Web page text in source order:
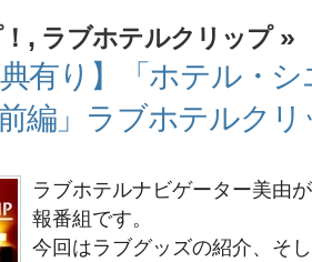
, ラブホテルクリップ»
有り】「ホテル・
前編」ラブホテルク
ラブホテルナビゲーター美由
報番組です。
今回はラブグッズの紹介、そ